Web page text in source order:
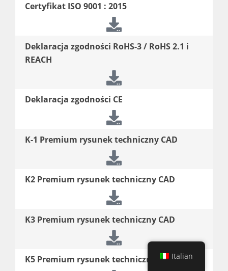
Certyfikat ISO 9001 : 2015
Deklaracja zgodności RoHS-3 / RoHS 2.1 i
REACH
Deklaracja zgodności CE
K-1 Premium rysunek techniczny CAD
K2 Premium rysunek techniczny CAD
K3 Premium rysunek techniczny CAD
K5 Premium rysunek techniczny CADItalian